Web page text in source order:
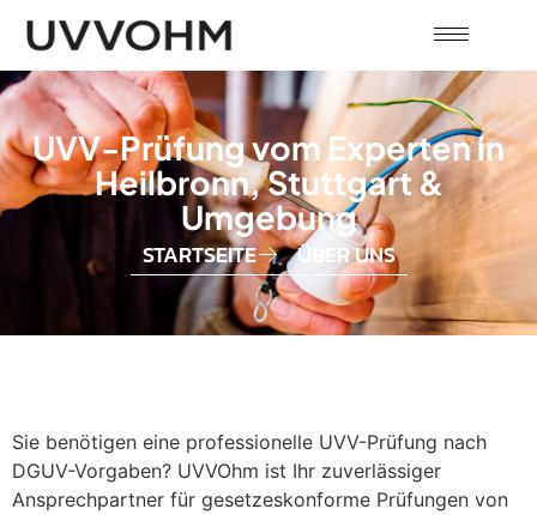
UVV-Prüfung vom Experten in
Heilbronn, Stuttgart &
Umgebung
STARTSEITE ÜBER UNS
Sie benötigen eine professionelle UVV-Prüfung nach
DGUV-Vorgaben? UVVOhm ist Ihr zuverlässiger
Ansprechpartner für gesetzeskonforme Prüfungen von